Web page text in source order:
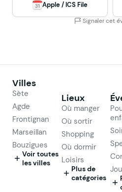
Apple / ICS File
Signaler cet
Villes
Sète
Agde
Frontignan
Marseillan
Bouzigues
Voir toutes
les villes
Lieux
Où manger
Où sortir
Shopping
Où dormir
Loisirs
Plus de
catégories